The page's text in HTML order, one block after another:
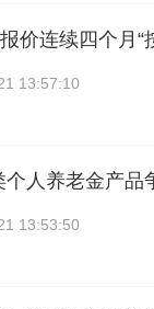
价连续四个月“
13:57:10
个人养老金产品
13:53:50